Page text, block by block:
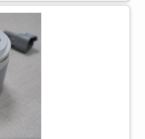
áreas de
Os
benefício ao
que